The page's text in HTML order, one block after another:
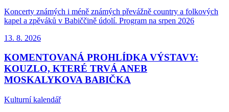
Koncerty známých i méně známých převážně country a folkových
kapel a zpěváků v Babiččině údolí. Program na srpen 2026
13. 8. 2026
KOMENTOVANÁ PROHLÍDKA VÝSTAVY:
KOUZLO, KTERÉ TRVÁ ANEB
MOSKALYKOVA BABIČKA
Kulturní kalendář